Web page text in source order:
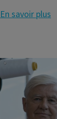
En savoir plus